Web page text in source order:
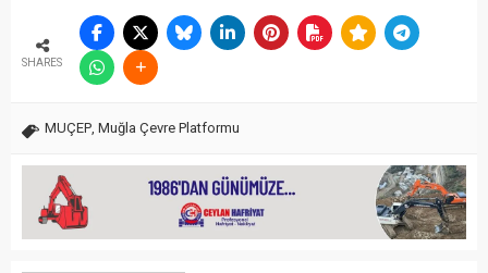
SHARES
MUÇEP, Muğla Çevre Platformu